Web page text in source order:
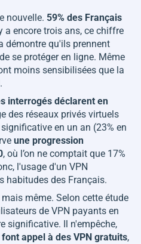
nouvelle. 59% des Français
a encore trois ans, ce chiffre
démontre qu'ils prennent
se protéger en ligne. Même
moins sensibilisées que la
interrogés déclarent en
des réseaux privés virtuels
en un an (23% en
une progression
, où l’on ne comptait que 17%
l'usage d'un VPN
habitudes des Français.
même. Selon cette étude
de VPN payants en
significative. Il n'empêche,
appel à des VPN gratuits,